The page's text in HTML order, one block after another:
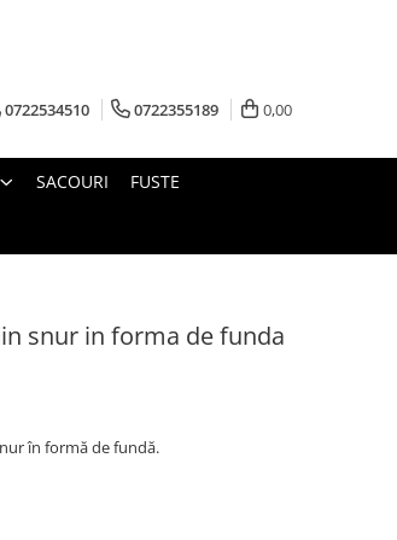
0722534510 0722355189 0,00
SACOURI FUSTE
snur in forma de funda
în formă de fundă.